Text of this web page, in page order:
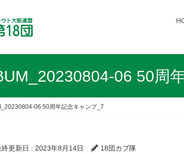
06 50周
06 50周年記念キャンプ_7
更新日 : 2023年8月14日 18団カブ隊